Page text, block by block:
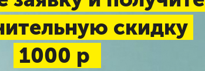
скидку
1000 р